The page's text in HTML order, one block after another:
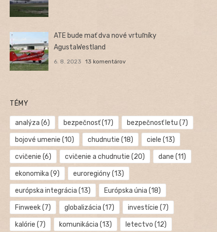
ATE bude mať dva nové vrtuľníky
AgustaWestland
6. 8. 2023 13 komentárov
TÉMY
analýza (6) bezpečnosť(17) bezpečnosť letu (7)
bojové umenie (10) chudnutie (18) ciele (13)
cvičenie (6) cvičenie a chudnutie (20) dane (11)
ekonomika (9) euroregióny(13)
európska integrácia (13) Európska únia (18)
Finweek(7) globalizácia (17) investície (7)
kalórie (7) komunikácia (13) letectvo (12)